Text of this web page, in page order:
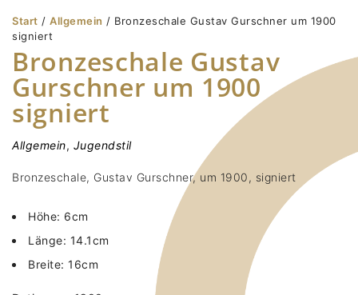
Start / Allgemein / Bronzeschale Gustav Gurschner um 1900
signiert
Bronzeschale Gustav
Gurschner um 1900
signiert
Allgemein, Jugendstil
Bronzeschale, Gustav Gurschner, um 1900, signiert
Höhe: 6cm
Länge: 14.1cm
Breite: 16cm